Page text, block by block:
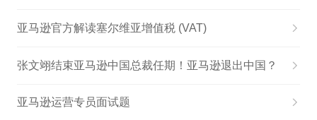
亚马逊官方解读塞尔维亚增值税 (VAT)
张文翊结束亚马逊中国总裁任期！亚马逊退出中国？
亚马逊运营专员面试题